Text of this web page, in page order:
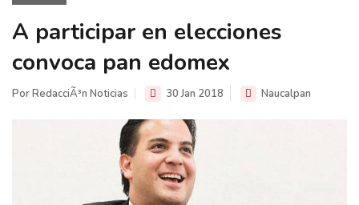
A participar en elecciones
convoca pan edomex
Por RedacciÃ³n Noticias 30 Jan 2018 Naucalpan